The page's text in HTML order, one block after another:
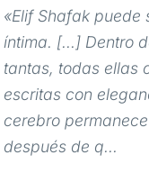
«Elif Shafak
íntima. [...] Dentro
tantas, todas ellas
escritas con
cerebro
después de q...